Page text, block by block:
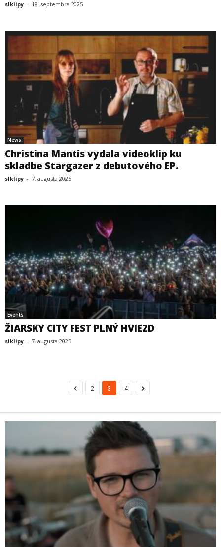
slklipy - 18. septembra 2025
News
Christina Mantis vydala videoklip ku
skladbe Stargazer z debutového EP.
slklipy - 7. augusta 2025
Events
ŽIARSKY CITY FEST PLNÝ HVIEZD
slklipy - 7. augusta 2025
2 3 4